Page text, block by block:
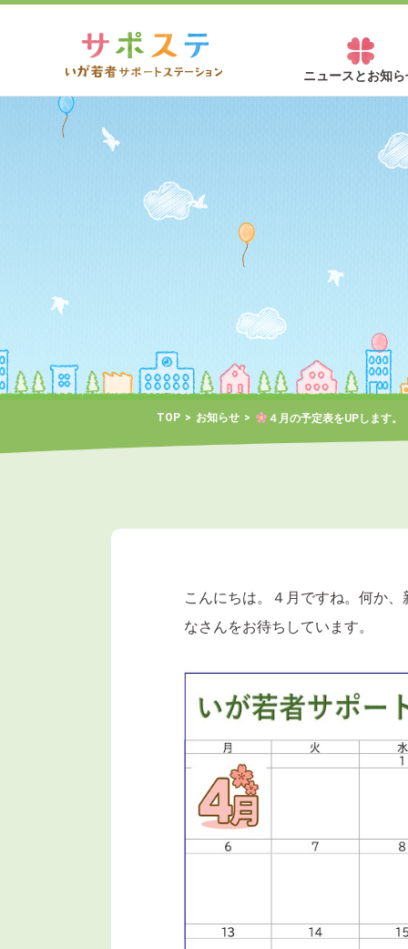
ニュースとお知ら
TOP お知らせ ４月の予定表をUPします。
こんにちは。４月ですね。何か
なさんをお待ちしています。